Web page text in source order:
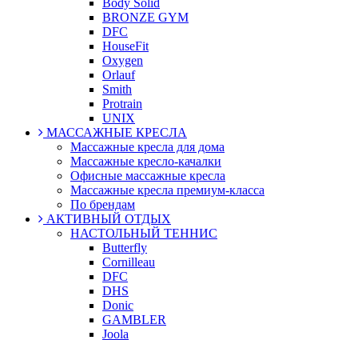
Body Solid
BRONZE GYM
DFC
HouseFit
Oxygen
Orlauf
Smith
Protrain
UNIX
МАССАЖНЫЕ КРЕСЛА
Массажные кресла для дома
Массажные кресло-качалки
Офисные массажные кресла
Массажные кресла премиум-класса
По брендам
АКТИВНЫЙ ОТДЫХ
НАСТОЛЬНЫЙ ТЕННИС
Butterfly
Cornilleau
DFC
DHS
Donic
GAMBLER
Joola